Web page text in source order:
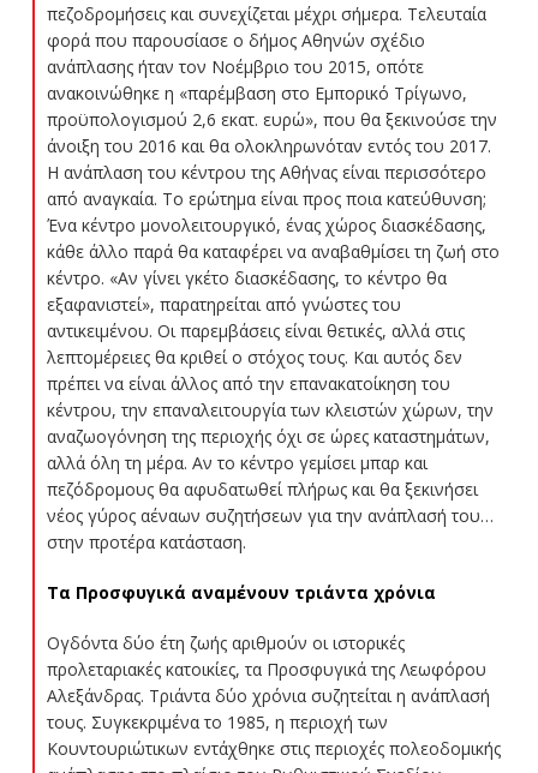
πεζοδρομήσεις και συνεχίζεται μέχρι σήμερα. Τελευταία
φορά που παρουσίασε ο δήμος Αθηνών σχέδιο
ανάπλασης ήταν τον Νοέμβριο του 2015, οπότε
ανακοινώθηκε η «παρέμβαση στο Εμπορικό Τρίγωνο,
προϋπολογισμού 2,6 εκατ. ευρώ», που θα ξεκινούσε την
άνοιξη του 2016 και θα ολοκληρωνόταν εντός του 2017.
Η ανάπλαση του κέντρου της Αθήνας είναι περισσότερο
από αναγκαία. Το ερώτημα είναι προς ποια κατεύθυνση;
Ένα κέντρο μονολειτουργικό, ένας χώρος διασκέδασης,
κάθε άλλο παρά θα καταφέρει να αναβαθμίσει τη ζωή στο
κέντρο. «Αν γίνει γκέτο διασκέδασης, το κέντρο θα
εξαφανιστεί», παρατηρείται από γνώστες του
αντικειμένου. Οι παρεμβάσεις είναι θετικές, αλλά στις
λεπτομέρειες θα κριθεί ο στόχος τους. Και αυτός δεν
πρέπει να είναι άλλος από την επανακατοίκηση του
κέντρου, την επαναλειτουργία των κλειστών χώρων, την
αναζωογόνηση της περιοχής όχι σε ώρες καταστημάτων,
αλλά όλη τη μέρα. Αν το κέντρο γεμίσει μπαρ και
πεζόδρομους θα αφυδατωθεί πλήρως και θα ξεκινήσει
νέος γύρος αέναων συζητήσεων για την ανάπλασή του…
στην προτέρα κατάσταση.
Τα Προσφυγικά αναμένουν τριάντα χρόνια
Ογδόντα δύο έτη ζωής αριθμούν οι ιστορικές
προλεταριακές κατοικίες, τα Προσφυγικά της Λεωφόρου
Αλεξάνδρας. Τριάντα δύο χρόνια συζητείται η ανάπλασή
τους. Συγκεκριμένα το 1985, η περιοχή των
Κουντουριώτικων εντάχθηκε στις περιοχές πολεοδομικής